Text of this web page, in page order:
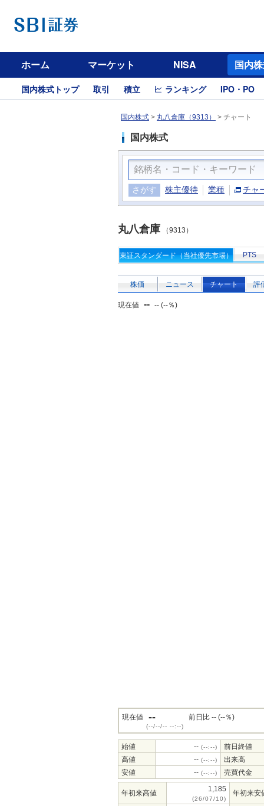
ホーム マーケット NISA 国内
国内株式トップ 取引 積立 ランキング IPO・PO
国内株式 > 丸八倉庫（9313） > チャート
国内株式
さがす 株主優待 業種 チャ
丸八倉庫 （9313）
東証スタンダード（当社優先市場） PTS
株価 ニュース チャート 評
現在値 -- -- (--％)
現在値 --
(--/--/-- --:--)
前日比 -- (--％)
始値 -- (--:--)
前日終値
高値
-- (--:--)
出来高
安値
-- (--:--) 売買代金
年初来高値 1,185
(26/07/10)
年初来安